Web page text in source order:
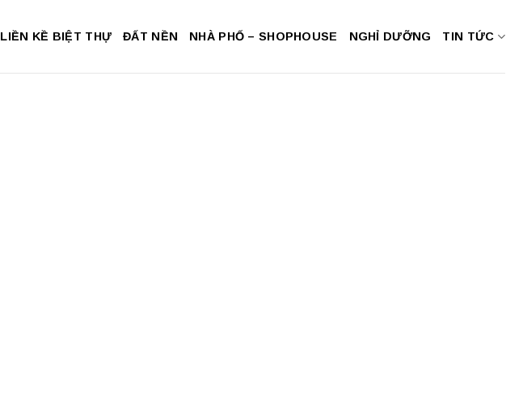
LIỀN KỀ BIỆT THỰ ĐẤT NỀN NHÀ PHỐ – SHOPHOUSE NGHỈ DƯỠNG TIN TỨC